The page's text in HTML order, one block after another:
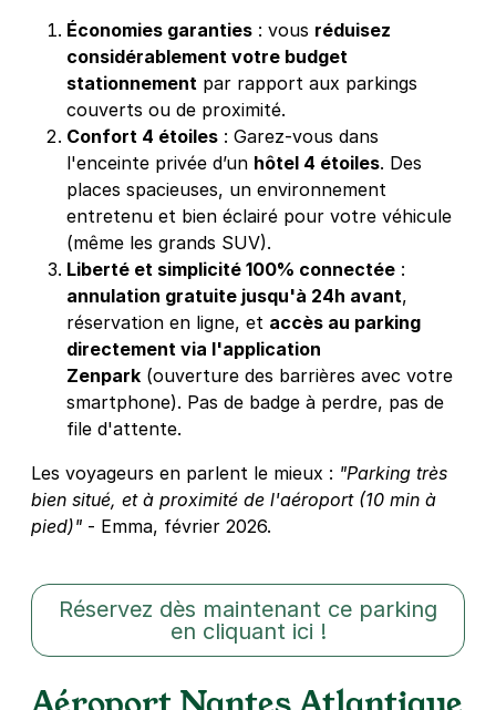
Économies garanties : vous réduisez
considérablement votre budget
stationnement par rapport aux parkings
couverts ou de proximité.
Confort 4 étoiles : Garez-vous dans
l'enceinte privée d’un hôtel 4 étoiles. Des
places spacieuses, un environnement
entretenu et bien éclairé pour votre véhicule
(même les grands SUV).
Liberté et simplicité 100% connectée :
annulation gratuite jusqu'à 24h avant,
réservation en ligne, et accès au parking
directement via l'application
Zenpark (ouverture des barrières avec votre
smartphone). Pas de badge à perdre, pas de
file d'attente.
Les voyageurs en parlent le mieux : "Parking très
bien situé, et à proximité de l'aéroport (10 min à
pied)" - Emma, février 2026.
Réservez dès maintenant ce parking
en cliquant ici !